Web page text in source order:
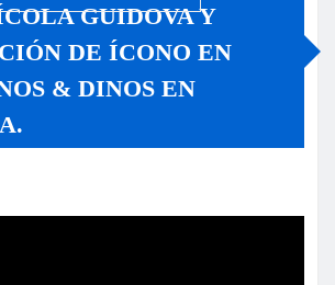
GUIDOVA Y
DE ÍCONO EN
& DINOS EN